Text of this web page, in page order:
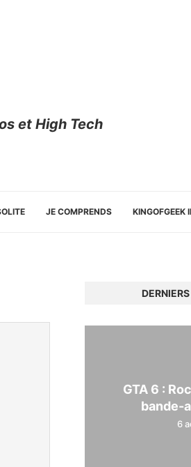
et High Tech
JE COMPRENDS KINGOFGEEK
GTA 6 :
bande-
6